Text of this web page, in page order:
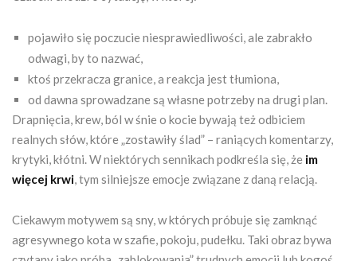
pojawiło się poczucie niesprawiedliwości, ale zabrakło
odwagi, by to nazwać,
ktoś przekracza granice, a reakcja jest tłumiona,
od dawna sprowadzane są własne potrzeby na drugi plan.
Drapnięcia, krew, ból w śnie o kocie bywają też odbiciem
realnych słów, które „zostawiły ślad” – raniących komentarzy,
krytyki, kłótni. W niektórych sennikach podkreśla się, że im
więcej krwi , tym silniejsze emocje związane z daną relacją.
Ciekawym motywem są sny, w których próbuje się zamknąć
agresywnego kota w szafie, pokoju, pudełku. Taki obraz bywa